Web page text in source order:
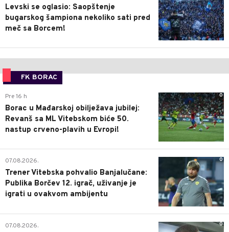
Levski se oglasio: Saopštenje
bugarskog šampiona nekoliko sati pred
meč sa Borcem!
FK BORAC
0
Pre 16 h
Borac u Mađarskoj obilježava jubilej:
Revanš sa ML Vitebskom biće 50.
nastup crveno-plavih u Evropi!
0
07.08.2026.
Trener Vitebska pohvalio Banjalučane:
Publika Borčev 12. igrač, uživanje je
igrati u ovakvom ambijentu
0
07.08.2026.